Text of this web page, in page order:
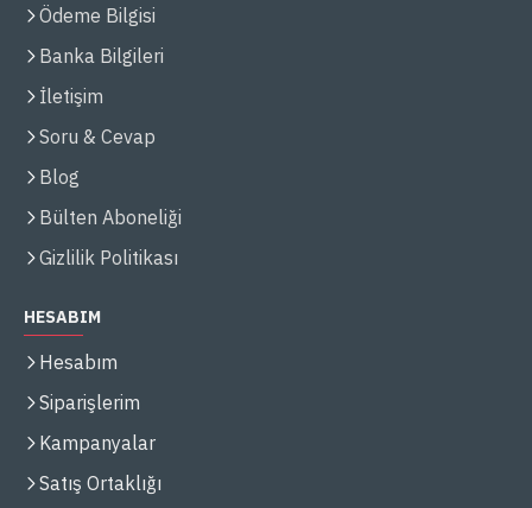
Ödeme Bilgisi
Banka Bilgileri
İletişim
Soru & Cevap
Blog
Bülten Aboneliği
Gizlilik Politikası
HESABIM
Hesabım
Siparişlerim
Kampanyalar
Satış Ortaklığı